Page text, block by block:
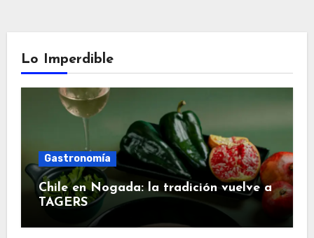
Lo Imperdible
Gastronomía
Chile en Nogada: la tradición vuelve a
TAGERS